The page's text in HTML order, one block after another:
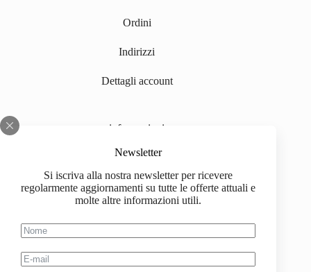
Newsletter
Si iscriva alla nostra newsletter per ricevere
regolarmente aggiornamenti su tutte le offerte attuali e
molte altre informazioni utili.
Ordini
Indirizzi
Dettagli account
informazioni
Chi siamo
Impressum
Informazioni sull'acquisto
Condizioni generali di contratto